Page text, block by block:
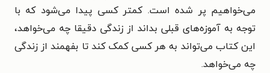
می‌خواهیم پر شده است. کمتر کسی پیدا می‌شود که با
توجه به آموزه‌های قبلی بداند از زندگی دقیقا چه می‌خواهد،
این کتاب می‌تواند به هر کسی کمک کند تا بفهمند از زندگی
چه می‌خواهد.